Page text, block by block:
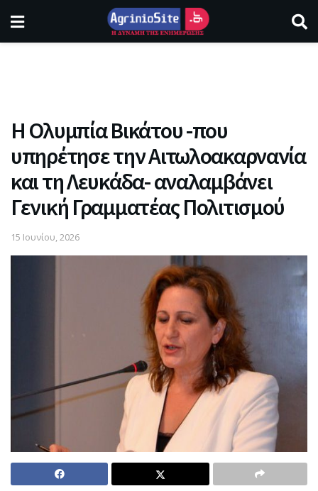
Η Ολυμπία Βικάτου -που
υπηρέτησε την Αιτωλοακαρνανία
και τη Λευκάδα- αναλαμβάνει
Γενική Γραμματέας Πολιτισμού
15 Ιουνίου, 2026